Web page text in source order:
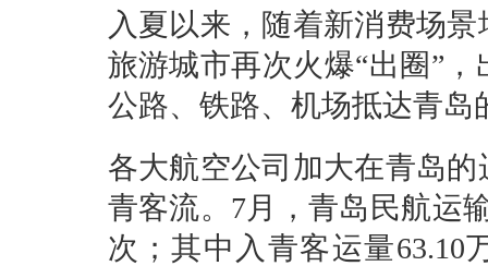
入夏以来，随着新消费场
旅游城市再次火爆“出圈”
公路、铁路、机场抵达青岛
各大航空公司加大在青岛
青客流。7月，青岛民航运
次；其中入青客运量63.10